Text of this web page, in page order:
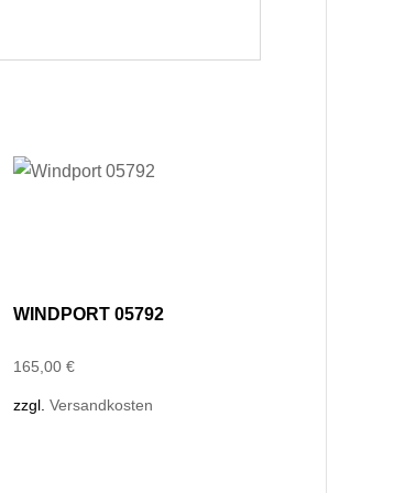
WINDPORT 05792
165,00 €
zzgl. Versandkosten